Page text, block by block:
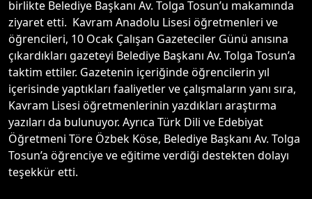
birlikte Belediye Başkanı Av. Tolga Tosun’u makamında
ziyaret etti. Kavram Anadolu Lisesi öğretmenleri ve
öğrencileri, 10 Ocak Çalışan Gazeteciler Günü anısına
çıkardıkları gazeteyi Belediye Başkanı Av. Tolga Tosun’a
taktim ettiler. Gazetenin içeriğinde öğrencilerin yıl
içerisinde yaptıkları faaliyetler ve çalışmaların yanı sıra,
Kavram Lisesi öğretmenlerinin yazdıkları araştırma
yazıları da bulunuyor. Ayrıca Türk Dili ve Edebiyat
Öğretmeni Töre Özbek Köse, Belediye Başkanı Av. Tolga
Tosun’a öğrenciye ve eğitime verdiği destekten dolayı
teşekkür etti.